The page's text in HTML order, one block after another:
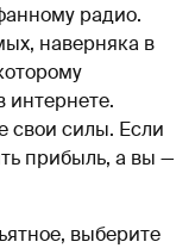
радио.
наверняка в
интернете.
свои силы. Если
прибыль, а вы —
выберите